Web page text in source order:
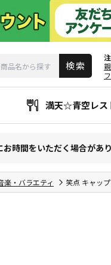
満天☆青空レス
時間をいただく場合があ
楽・バラエティ 笑点 キャップ